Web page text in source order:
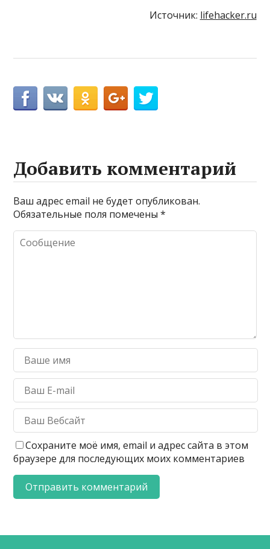
Источник: lifehacker.ru
Добавить комментарий
Ваш адрес email не будет опубликован.
Обязательные поля помечены*
Сохраните моё имя, email и адрес сайта в этом
браузере для последующих моих комментариев